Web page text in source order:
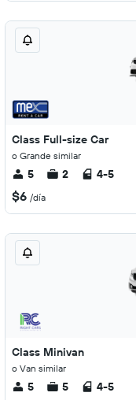
Class Full-size Car
o Grande similar
5 2 4-5
$6 /día
Class Minivan
o Van similar
5 5 4-5